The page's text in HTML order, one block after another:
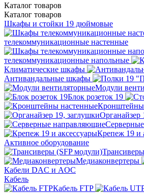
Каталог товаров
Каталог товаров
Шкафы и стойки 19 дюймовые
телекоммуникационные настенные
телекоммуникационные напольные
Климатические шкафы
Антивандальные шкафы
Модули
Блок розеток 19
Кронштейны
Органайзер
Крепеж 19 и
Активное оборудование
Медиаконвертеры
Кабели DAC и AOC
Кабель
Кабель FTP